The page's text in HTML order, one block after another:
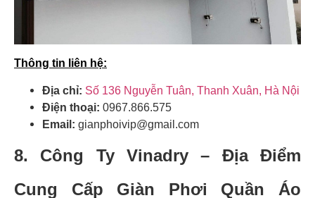
Thông tin liên hệ:
Địa chỉ: Số 136 Nguyễn Tuân, Thanh Xuân, Hà Nội
Điện thoại: 0967.866.575
Email: gianphoivip@gmail.com
8. Công Ty Vinadry – Địa Điểm
Cung Cấp Giàn Phơi Quần Áo